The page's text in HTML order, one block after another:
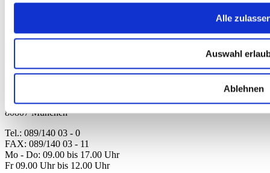
Alle
Auswahl
Ablehnen
Kinder
Neu
Kontakt
Anni-Albers-Straße 7
80807 München
Tel.: 089/140 03 - 0
FAX: 089/140 03 - 11
Mo - Do: 09.00 bis 17.00 Uhr
Fr 09.00 Uhr bis 12.00 Uhr